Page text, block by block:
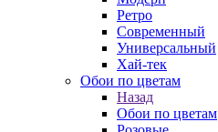
Ретро
Современный
Универсальный
Хай-тек
Обои по цветам
Назад
Обои по цветам